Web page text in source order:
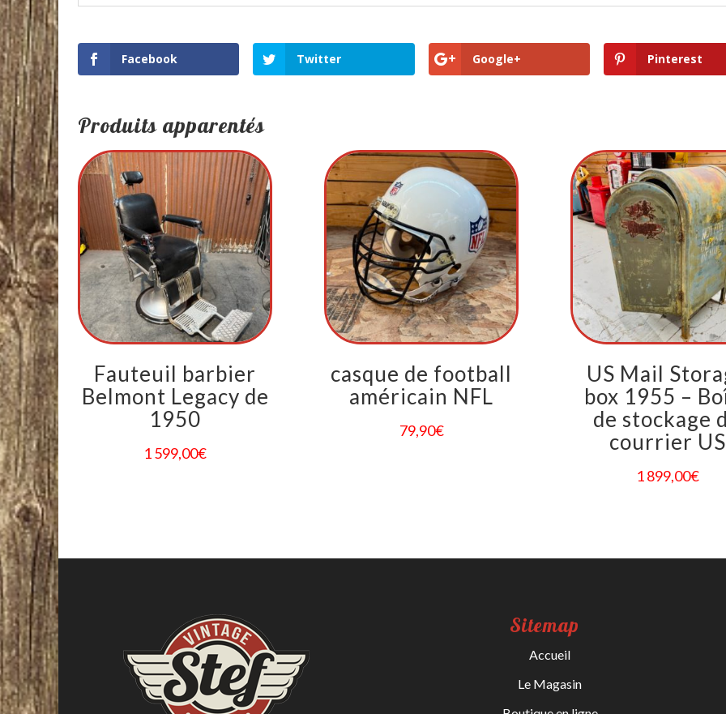
Facebook Twitter Google+ Pinterest
Produits apparentés
Fauteuil barbier
Belmont Legacy de
1950
1 599,00€
casque de football
américain NFL
79,90€
US Mail
box 1955 –
de stockage
courrier US
1 899,00€
Sitemap
Accueil
Le Magasin